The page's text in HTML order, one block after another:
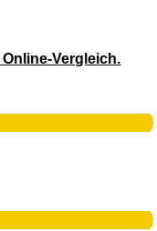
Vergleich.